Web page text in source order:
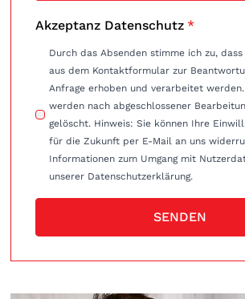
Akzeptanz Datenschutz *
Durch das Absenden stimme ich zu, dass
aus dem Kontaktformular zur
Anfrage erhoben und verarbeitet
werden nach abgeschlossener
gelöscht. Hinweis: Sie können Ihre Einwilligung jederzeit
für die Zukunft per E-Mail an uns
Informationen zum Umgang mit
unserer Datenschutzerklärung.
SENDEN